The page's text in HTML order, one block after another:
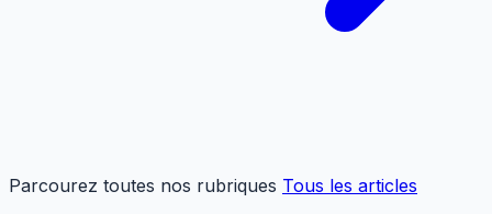
Parcourez toutes nos rubriques Tous les articles